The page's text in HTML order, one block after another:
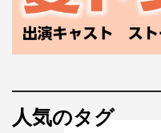
人気のタグ